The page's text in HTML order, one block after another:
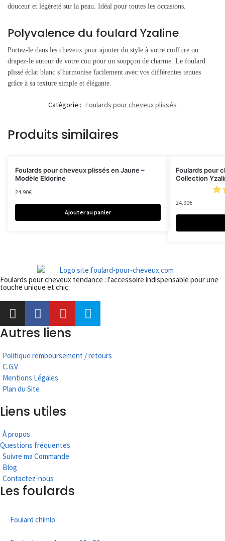
douceur et légèreté sur la peau. Idéal pour toutes les occasions.
Polyvalence du foulard Yzaline
Portez-le dans les cheveux pour ajouter du style à votre coiffure ou
drapez-le autour de votre cou pour un soupçon de charme. Le foulard
plissé éclat blanc s’harmonise facilement avec vos différentes tenues
grâce à sa texture simple et élégante.
Catégorie : Foulards pour cheveux plissés
Produits similaires
Foulards pour cheveux plissés en Jaune –
Modèle Eldorine
24.90€
Ajouter au panier
Foulards pour
Collection
24.90€
Foulards pour cheveux tendance : l'accessoire indispensable pour une
touche unique et chic.
Autres liens
Politique remboursement / retours
C.G.V
Mentions Légales
Plan du Site
Liens utiles
À propos
Questions fréquentes
Suivre ma Commande
Blog
Contactez-nous
Les foulards
Foulard chimio